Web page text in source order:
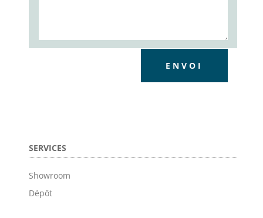
ENVOI
SERVICES
Showroom
Dépôt